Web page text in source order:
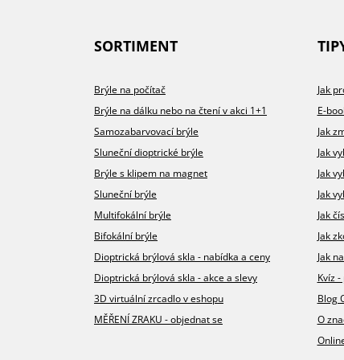
SORTIMENT
Brýle na počítač
Brýle na dálku nebo na čtení v akci 1+1
Samozabarvovací brýle
Sluneční dioptrické brýle
Brýle s klipem na magnet
Sluneční brýle
Multifokální brýle
Bifokální brýle
Dioptrická brýlová skla - nabídka a ceny
Dioptrická brýlová skla - akce a slevy
3D virtuální zrcadlo v eshopu
MĚŘENÍ ZRAKU - objednat se
Jak
E-
Jak
Jak
Jak
Jak
Jak
Jak
Jak
Kvíz
Blog
O